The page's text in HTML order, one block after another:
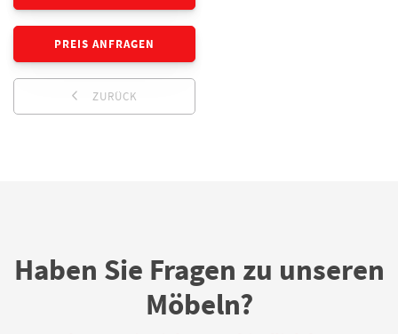
PREIS ANFRAGEN
ZURÜCK
Haben Sie Fragen zu unseren
Möbeln?